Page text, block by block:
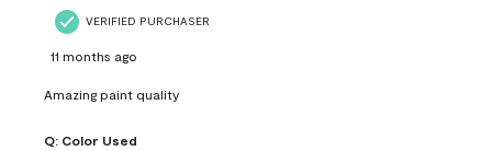
VERIFIED PURCHASER
11 months ago
Amazing paint quality
Q: Color Used